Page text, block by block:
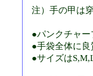
注）手の甲は
●パンクチャ
●手袋全体に
●サイズは